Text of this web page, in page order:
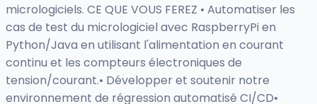
micrologiciels. CE QUE VOUS FEREZ • Automatiser les
cas de test du micrologiciel avec RaspberryPi en
Python/Java en utilisant l'alimentation en courant
continu et les compteurs électroniques de
tension/courant.• Développer et soutenir notre
environnement de régression automatisé CI/CD•